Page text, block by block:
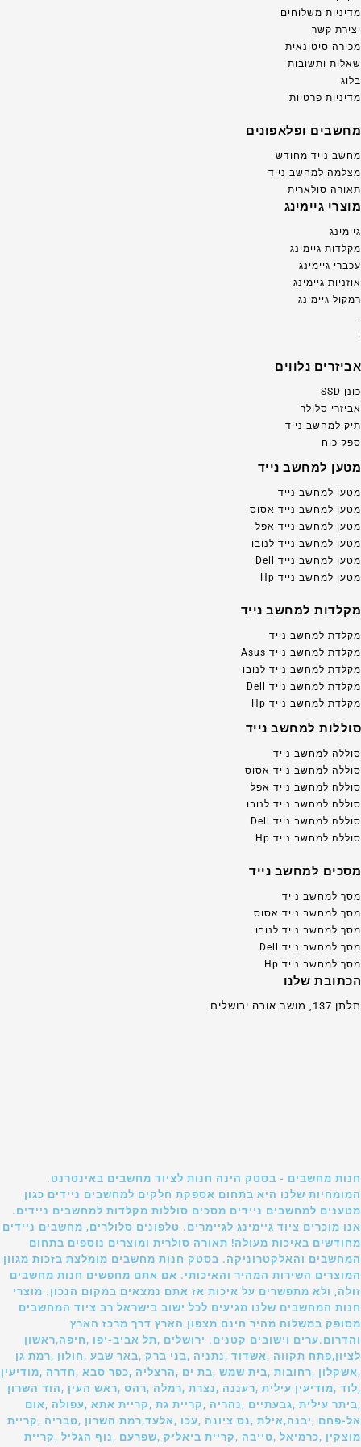
מדיניות משלוחים
יצירת קשר
מכירה סיטונאית
שאלות ותשובות
בלוג
מדיניות פרטיות
מחשבים ופלאפונים
מחשב נייד מחודש
מצלמה למחשב נייד
תאורה סולארית
מוצרי גיימינג
גיימינג
מקלדות גיימינג
עכברי גיימינג
אוזניות גיימינג
רמקול גיימינג
.
.
אביזרים נלווים
כונן SSD
אביזרי סלולר
תיק למחשב נייד
ספק כוח
מטען למחשב נייד
מטען למחשב נייד
מטען למחשב נייד אסוס
מטען למחשב נייד אפל
מטען למחשב נייד לנובו
מטען למחשב נייד Dell
מטען למחשב נייד Hp
מקלדות למחשב נייד
מקלדת למחשב נייד
מקלדת למחשב נייד Asus
מקלדת למחשב נייד לנובו
מקלדת למחשב נייד Dell
מקלדת למחשב נייד Hp
סוללות למחשב נייד
סוללה למחשב נייד
סוללה למחשב נייד אסוס
סוללה למחשב נייד אפל
סוללה למחשב נייד לנובו
סוללה למחשב נייד Dell
סוללה למחשב נייד Hp
מסכים למחשב נייד
מסך למחשב נייד
מסך למחשב נייד אסוס
מסך למחשב נייד לנובו
מסך למחשב נייד Dell
מסך למחשב נייד Hp
הכתובת שלנו
תלתן 137, מושב אורה ירושלים
חנות מחשבים - בסטק הינה חנות לציוד מחשבים באינטרנט.
המומחיות שלנו היא בתחום אספקת חלקים למחשבים ניידים כגון
מטענים למחשבים ניידים מסכים סוללות מקלדות למחשבים ניידים.
אנו מוכרים ציוד גיימינג לגיימרים. טלפונים סלולרים, מחשבים ניידים
מחודשים באיכות מעולה! תאורה סולרית ומוצרים נוספים בתחום
המחשבים והאלקטרוניקה. בסטק חנות מחשבים מומלצת בזכות מגוון
המוצרים השירות המהיר והאיכותי. אם אתם מחפשים חנות מחשבים
זולה, ולא מתפשרים על איכות אז אתם נמצאים במקום הנכון. מוצרי
חנות המחשבים שלנו מגיעים לכל ישוב בישראל רב ציוד המחשבים
מסופק במשלוח מהיר חינם מצפון הארץ דרך מרכז הארץ
והדרום.ערים וישובים קטנים. ירושלים ,תל אביב-יפו ,חיפה,ראשון
לציון,פתח תקווה ,אשדוד ,נתניה ,בני ברק ,באר שבע ,חולון ,רמת גן
,אשקלון ,רחובות ,בית שמש ,בת ים ,הרצליה ,כפר סבא ,חדרה ,מודיעין
,לוד ,מודיעין עילית ,רעננה ,נצרת ,רמלה ,רהט ,ראש העין ,הוד השרון
,ביתר עילית ,גבעתיים ,נהריה ,קריית גת ,קריית אתא ,עפולה ,אום
אל-פחם ,יבנה,אילת ,נס ציונה ,עכו ,אלעד,רמת השרון ,טבריה ,קריית
מוצקין ,כרמיאל ,טייבה ,קריית ביאליק ,שפרעם ,נוף הגליל ,קריית